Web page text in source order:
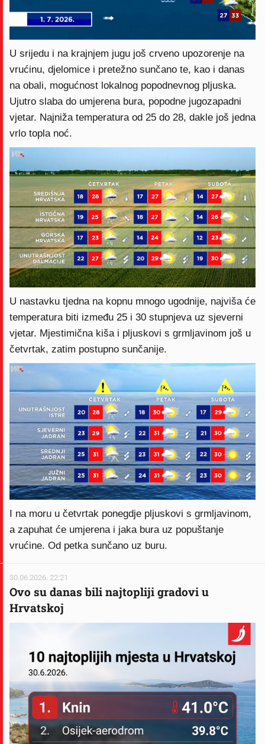
U srijedu i na krajnjem jugu još crveno upozorenje na
vrućinu, djelomice i pretežno sunčano te, kao i danas
na obali, mogućnost lokalnog popodnevnog pljuska.
Ujutro slaba do umjerena bura, popodne jugozapadni
vjetar. Najniža temperatura od 25 do 28, dakle još jedna
vrlo topla noć.
U nastavku tjedna na kopnu mnogo ugodnije, najviša će
temperatura biti između 25 i 30 stupnjeva uz sjeverni
vjetar. Mjestimična kiša i pljuskovi s grmljavinom još u
četvrtak, zatim postupno sunčanije.
I na moru u četvrtak ponegdje pljuskovi s grmljavinom,
a zapuhat će umjerena i jaka bura uz popuštanje
vrućine. Od petka sunčano uz buru.
30.06.2026. 22:21
Ovo su danas bili najtopliji gradovi u
Hrvatskoj